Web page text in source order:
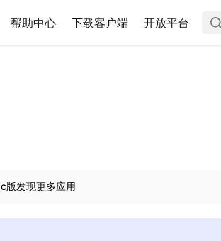
帮助中心 下载客户端 开放平台
版发现更多应用